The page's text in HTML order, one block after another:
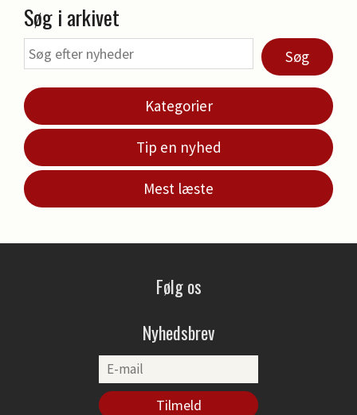
Søg i arkivet
Søg
Kategorier
Tip en nyhed
Mest læste
Følg os
Nyhedsbrev